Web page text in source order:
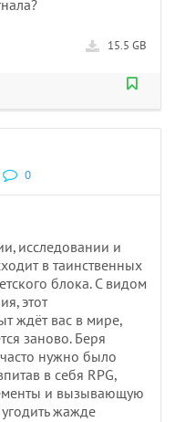
15.5 GB
0
исследовании и
в таинственных
блока. С видом
этот
ждёт вас в мире,
заново. Беря
нужно было
в себя RPG,
и вызывающую
жажде